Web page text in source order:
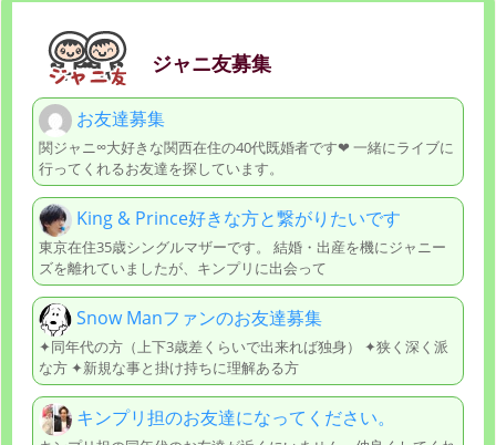
ジャニ友募集
お友達募集
関ジャニ∞大好きな関西在住の40代既婚者です❤︎ 一緒にライブに
行ってくれるお友達を探しています。
King & Prince好きな方と繋がりたいです
東京在住35歳シングルマザーです。 結婚・出産を機にジャニー
ズを離れていましたが、キンプリに出会って
Snow Manファンのお友達募集
✦同年代の方（上下3歳差くらいで出来れば独身） ✦狭く深く派
な方 ✦新規な事と掛け持ちに理解ある方
キンプリ担のお友達になってください。